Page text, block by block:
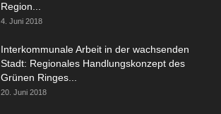
Region...
4. Juni 2018
Interkommunale Arbeit in der wachsenden
Stadt: Regionales Handlungskonzept des
Grünen Ringes...
20. Juni 2018